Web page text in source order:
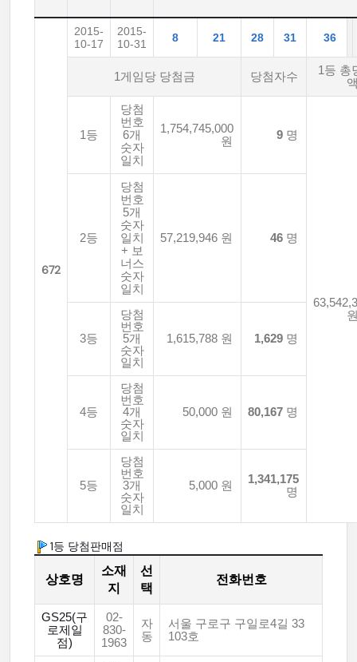
672
2015-
10-17
2015-
10-31
8 21 28 31 36
1게임당 당첨금 당첨자수
1등 총
1등
당첨
번호
6개
숫자
일치
1,754,745,000
원
9 명
2등
당첨
번호
5개
숫자
일치
+ 보
너스
숫자
일치
57,219,946 원 46 명
3등
당첨
번호
5개
숫자
일치
1,615,788 원 1,629 명
4등
당첨
번호
4개
숫자
일치
50,000 원 80,167 명
5등
당첨
번호
3개
숫자
일치
5,000 원
1,341,175
명
1등 당첨판매점
상호명
소재
지
선
택
전화번호
GS25(구
로제일
점)
02-
830-
1963
자
동
서울 구로구 구일로4길 33
103호